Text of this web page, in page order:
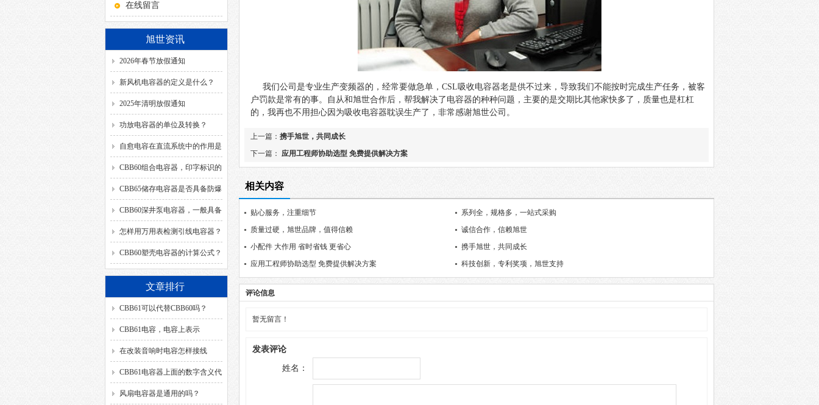
在线留言
旭世资讯
2026年春节放假通知
新风机电容器的定义是什么？
2025年清明放假通知
功放电容器的单位及转换？
自愈电容在直流系统中的作用是
什么？
CBB60组合电容器，印字标识的
SH、DB、C、40/85/21、
50/60HZ分别代表什么意思？
CBB65储存电容器是否具备防爆
功能？
CBB60深井泵电容器，一般具备
哪几种引出方式？
怎样用万用表检测引线电容器？
CBB60塑壳电容器的计算公式？
文章排行
CBB61可以代替CBB60吗？
CBB61电容，电容上表示
的“SH”代表什么含义？
在改装音响时电容怎样接线
CBB61电容器上面的数字含义代
表？
风扇电容器是通用的吗？
我们公司是专业生产变频器的，经常要做急单，CSL吸收电容器老是供不过来，导致我们不能按时完成生产任务，被客
户罚款是常有的事。自从和旭世合作后，帮我解决了电容器的种种问题，主要的是交期比其他家快多了，质量也是杠杠
的，我再也不用担心因为吸收电容器耽误生产了，非常感谢旭世公司。
上一篇： 携手旭世，共同成长
下一篇： 应用工程师协助选型 免费提供解决方案
相关内容
贴心服务，注重细节
系列全，规格多，一站式采购
质量过硬，旭世品牌，值得信赖
诚信合作，信赖旭世
小配件 大作用 省时省钱 更省心
携手旭世，共同成长
应用工程师协助选型 免费提供解决方案
科技创新，专利奖项，旭世支持
评论信息
暂无留言！
发表评论
姓名：